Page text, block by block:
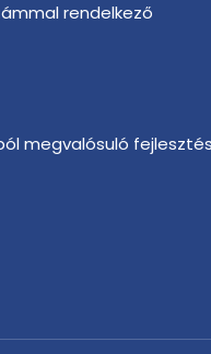
rendelkező
megvalósuló